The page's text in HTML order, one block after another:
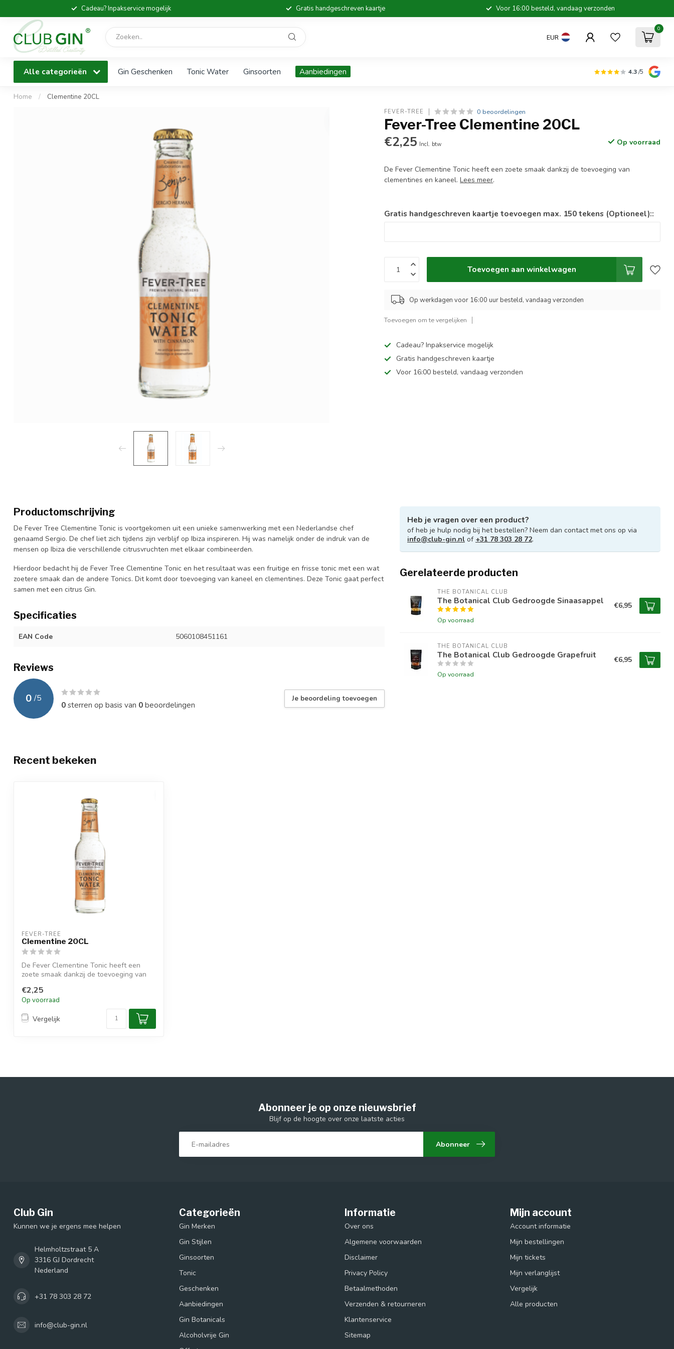
Cadeau? Inpakservice mogelijk Gratis handgeschreven kaartje Voor 16:00 besteld, vandaag verzonden
EUR
0
Alle categorieën Gin Geschenken Tonic Water Ginsoorten Aanbiedingen 4.3/5
Home / Clementine 20CL
FEVER-TREE 0 beoordelingen
Fever-Tree Clementine 20CL
€2,25 Incl. btw Op voorraad
De Fever Clementine Tonic heeft een zoete smaak dankzij de toevoeging van
clementines en kaneel.Lees meer.
Gratis handgeschreven kaartje toevoegen max. 150 tekens (Optioneel)::
Toevoegen aan winkelwagen
Op werkdagen voor 16:00 uur besteld, vandaag verzonden
Toevoegen om te vergelijken
Cadeau? Inpakservice mogelijk
Gratis handgeschreven kaartje
Voor 16:00 besteld, vandaag verzonden
Productomschrijving
De Fever Tree Clementine Tonic is voortgekomen uit een unieke samenwerking met een Nederlandse chef
genaamd Sergio. De chef liet zich tijdens zijn verblijf op Ibiza inspireren. Hij was namelijk onder de indruk van de
mensen op Ibiza die verschillende citrusvruchten met elkaar combineerden.
Hierdoor bedacht hij de Fever Tree Clementine Tonic en het resultaat was een fruitige en frisse tonic met een wat
zoetere smaak dan de andere Tonics. Dit komt door toevoeging van kaneel en clementines. Deze Tonic gaat perfect
samen met een citrus Gin.
Specificaties
EAN Code 5060108451161
Reviews
0 /5
0sterren op basis van 0beoordelingen
Je beoordeling toevoegen
Heb je vragen over een product?
of heb je hulp nodig bij het bestellen? Neem dan contact met ons op via
info@club-gin.nl of +31 78 303 28 72.
Gerelateerde producten
THE BOTANICAL CLUB
The Botanical Club Gedroogde Sinaasappel
Op voorraad
€6,95
THE BOTANICAL CLUB
The Botanical Club Gedroogde Grapefruit
Op voorraad
€6,95
Recent bekeken
FEVER-TREE
Clementine 20CL
De Fever Clementine Tonic heeft een
zoete smaak dankzij de toevoeging van
€2,25
Op voorraad
Vergelijk
Abonneer je op onze nieuwsbrief
Blijf op de hoogte over onze laatste acties
Abonneer
Club Gin
Kunnen we je ergens mee helpen
Helmholtzstraat 5 A
3316 GJ Dordrecht
Nederland
+31 78 303 28 72
info@club-gin.nl
Categorieën
Gin Merken
Gin Stijlen
Ginsoorten
Tonic
Geschenken
Aanbiedingen
Gin Botanicals
Alcoholvrije Gin
Informatie
Over ons
Algemene voorwaarden
Disclaimer
Privacy Policy
Betaalmethoden
Verzenden & retourneren
Klantenservice
Sitemap
Mijn account
Account informatie
Mijn bestellingen
Mijn tickets
Mijn verlanglijst
Vergelijk
Alle producten